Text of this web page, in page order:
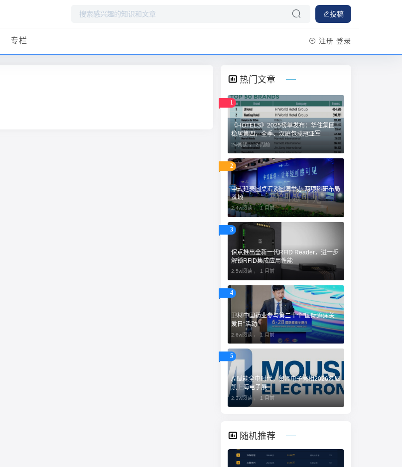
投稿
专栏 注册 登录
热门文章
1
《HOTELS》2025榜单发布：华住集团
稳居第四，全季、汉庭包揽冠亚军
2w阅读 ，2 周前
2
中式延衰圆桌汇谈圆满举办 两项科研布局
落地
2.4w阅读 ，1 月前
3
保点推出全新一代RFID Reader，进一步
解锁RFID集成应用性能
2.5w阅读 ， 1 月前
4
卫材中国药业参与第二十个"国际癫痫关
爱日"活动
2.6w阅读 ， 1 月前
5
AI赋能全电时代，贸泽电子亮相2026慕尼
黑上海电子展
2.3w阅读 ， 1 月前
随机推荐